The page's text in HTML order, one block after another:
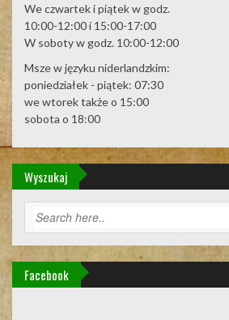
We czwartek i piątek w godz.
10:00-12:00 i 15:00-17:00
W soboty w godz. 10:00-12:00
Msze w języku niderlandzkim:
poniedziałek - piątek: 07:30
we wtorek także o 15:00
sobota o 18:00
Wyszukaj
Facebook